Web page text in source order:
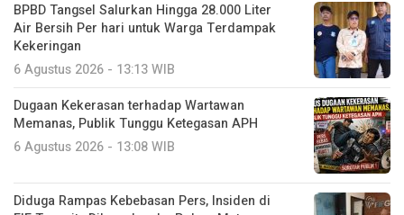
BPBD Tangsel Salurkan Hingga 28.000 Liter
Air Bersih Per hari untuk Warga Terdampak
Kekeringan
6 Agustus 2026 - 13:13 WIB
Dugaan Kekerasan terhadap Wartawan
Memanas, Publik Tunggu Ketegasan APH
6 Agustus 2026 - 13:08 WIB
Diduga Rampas Kebebasan Pers, Insiden di